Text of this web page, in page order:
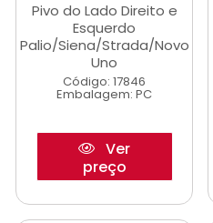
Pivo do Lado Direito e
Esquerdo
Palio/Siena/Strada/Novo
Uno
Código: 17846
Embalagem: PC
Ver
preço